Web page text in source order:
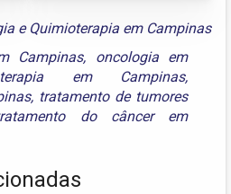
e Quimioterapia em Campinas
Campinas, oncologia em
em Campinas,
, tratamento de tumores
do câncer em